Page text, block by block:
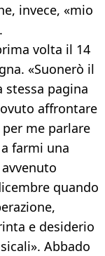
invece, «mio
volta il 14
«Suonerò il
stessa pagina
affrontare
me parlare
farmi una
quando
e desiderio
Abbado